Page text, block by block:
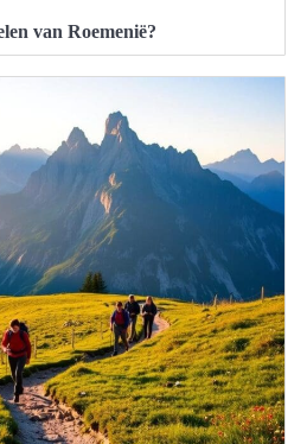
van Roemenië?